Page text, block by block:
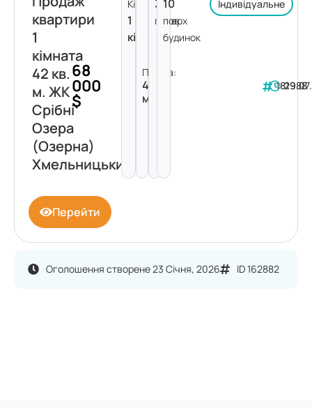
Оголошення створене 23 Січня, 2026 ID 162882
квартири
1
кімната
42 кв.
м. ЖК
Срібні
Озера
(Озерна)
Хмельницький
68
000
$
Кімнат:
1
кімната
Площа:
42
м²
3
поверх
10
пов.
будинок
Індивідуальне
181988
Перейти